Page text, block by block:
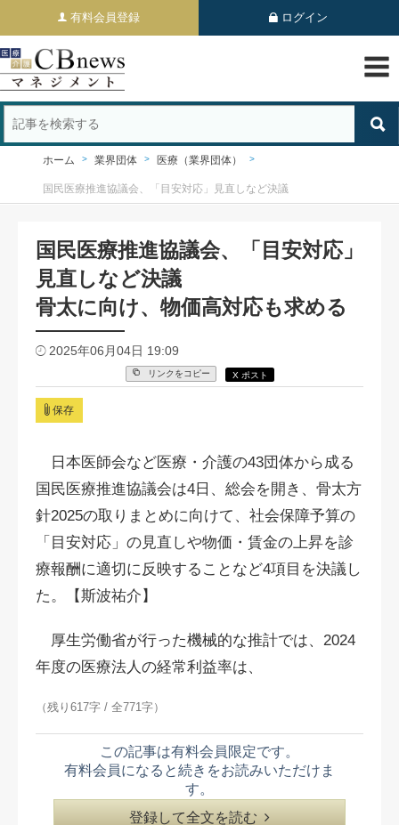
有料会員登録 ログイン
ホーム 業界団体 医療（業界団体）
国民医療推進協議会、「目安対応」見直しなど決議
国民医療推進協議会、「目安対応」
見直しなど決議
骨太に向け、物価高対応も求める
2025年06月04日 19:09
リンクをコピー X ポスト
保存
日本医師会など医療・介護の43団体から成る
国民医療推進協議会は4日、総会を開き、骨太方
針2025の取りまとめに向けて、社会保障予算の
「目安対応」の見直しや物価・賃金の上昇を診
療報酬に適切に反映することなど4項目を決議し
た。【斯波祐介】
厚生労働省が行った機械的な推計では、2024
年度の医療法人の経常利益率は、
（残り617字 / 全771字）
この記事は有料会員限定です。
有料会員になると続きをお読みいただけま
す。
登録して全文を読む